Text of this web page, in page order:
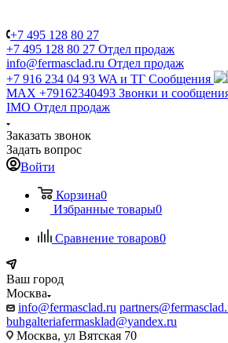
+7 495 128 80 27
+7 495 128 80 27 Отдел продаж
info@fermasclad.ru Отдел продаж
+7 916 234 04 93 WA и ТГ Сообщения
MAX +79162340493 Звонки и
IMO Отдел продаж
Заказать звонок
Задать вопрос
Войти
Корзина0
Избранные товары0
Сравнение товаров0
Ваш город
Москва
info@fermasclad.ru
buhgalteriafermasklad@yandex.ru
Москва, ул Вятская 70